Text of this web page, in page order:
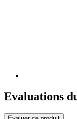
Evaluations